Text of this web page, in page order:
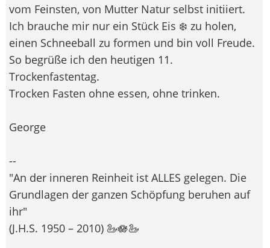
vom Feinsten, von Mutter Natur selbst initiiert.
Ich brauche mir nur ein Stück Eis ❄️ zu holen,
einen Schneeball zu formen und bin voll Freude.
So begrüße ich den heutigen 11.
Trockenfastentag.
Trocken Fasten ohne essen, ohne trinken.
George
--
"An der inneren Reinheit ist ALLES gelegen. Die
Grundlagen der ganzen Schöpfung beruhen auf
ihr"
(J.H.S. 1950 – 2010) 🦢🪷🦢